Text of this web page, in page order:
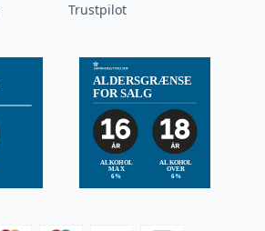
Trustpilot